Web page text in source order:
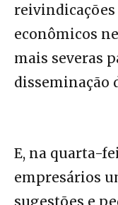
reivindicações
econômicos
mais severas
disseminação
E, na quarta-
empresários
sugestões e